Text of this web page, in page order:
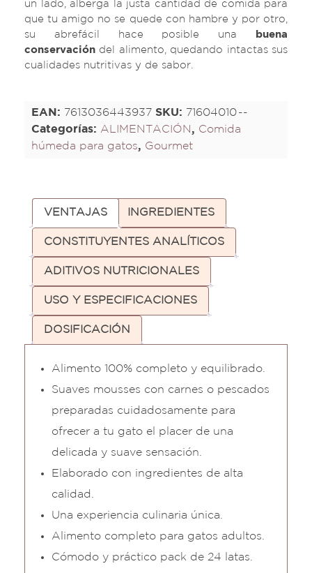
un lado, alberga la justa cantidad de comida para
que tu amigo no se quede con hambre y por otro,
su abrefácil hace posible una
buena
conservación del alimento, quedando intactas sus
cualidades nutritivas y de sabor.
EAN: 7613036443937 SKU: 71604010
Categorías: ALIMENTACIÓN , Comida
húmeda para gatos, Gourmet
VENTAJAS INGREDIENTES
CONSTITUYENTES ANALÍTICOS
ADITIVOS NUTRICIONALES
USO Y ESPECIFICACIONES
DOSIFICACIÓN
Alimento 100% completo y equilibrado.
Suaves mousses con carnes o pescados
preparadas cuidadosamente para
ofrecer a tu gato el placer de una
delicada y suave sensación.
Elaborado con ingredientes de alta
calidad.
Una experiencia culinaria única.
Alimento completo para gatos adultos.
Cómodo y práctico pack de 24 latas.